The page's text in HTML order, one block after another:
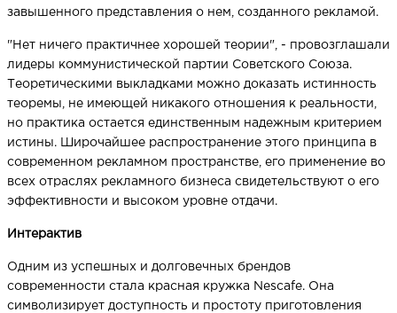
завышенного представления о нем, созданного рекламой.
"Нет ничего практичнее хорошей теории", - провозглашали
лидеры коммунистической партии Советского Союза.
Теоретическими выкладками можно доказать истинность
теоремы, не имеющей никакого отношения к реальности,
но практика остается единственным надежным критерием
истины. Широчайшее распространение этого принципа в
современном рекламном пространстве, его применение во
всех отраслях рекламного бизнеса свидетельствуют о его
эффективности и высоком уровне отдачи.
Интерактив
Одним из успешных и долговечных брендов
современности стала красная кружка Nescafe. Она
символизирует доступность и простоту приготовления